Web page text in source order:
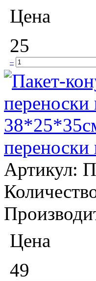
Цена
25
–
Артикул:
Цена
49